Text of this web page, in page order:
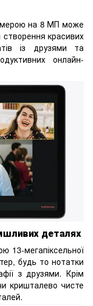
на 8 МП може
красивих
із друзями та
онлайн-
деталях
13-мегапіксельної
будь то нотатки
з друзями. Крім
кришталево чисте